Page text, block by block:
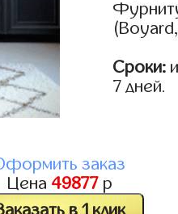
Сроки:
7 дней.
заказ
Цена 49877р
в 1 клик